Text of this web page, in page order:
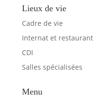
Lieux de vie
Cadre de vie
Internat et restaurant
CDI
Salles spécialisées
Menu